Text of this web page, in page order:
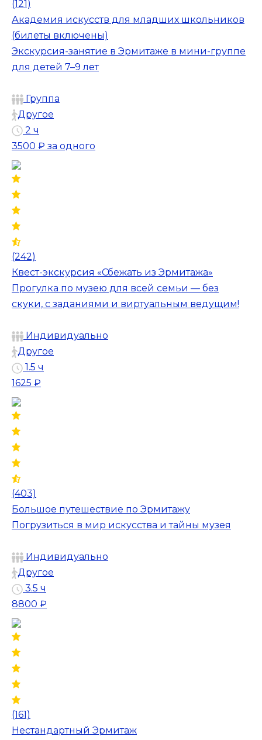
(121)
Академия искусств для младших школьников
(билеты включены)
Экскурсия-занятие в Эрмитаже в мини-группе
для детей 7–9 лет
Группа
Другое
2 ч
3500 ₽ за одного
(242)
Квест-экскурсия «Сбежать из Эрмитажа»
Прогулка по музею для всей семьи — без
скуки, с заданиями и виртуальным ведущим!
Индивидуально
Другое
1.5 ч
1625 ₽
(403)
Большое путешествие по Эрмитажу
Погрузиться в мир искусства и тайны музея
Индивидуально
Другое
3.5 ч
8800 ₽
(161)
Нестандартный Эрмитаж